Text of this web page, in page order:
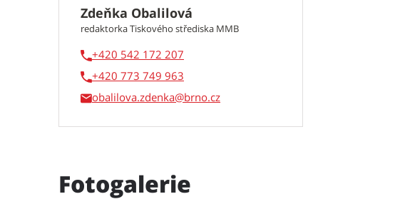
Zdeňka Obalilová
redaktorka Tiskového střediska MMB
+420 542 172 207
+420 773 749 963
obalilova.zdenka
Fotogalerie